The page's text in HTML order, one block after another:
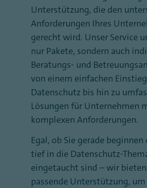
Unterstützung, die den
Anforderungen Ihres
gerecht wird. Unser Service
nur Pakete, sondern auch
Beratungs- und
von einem einfachen
Datenschutz bis hin zu
Lösungen für Unternehmen
komplexen Anforderungen.
Egal, ob Sie gerade
tief in die Datenschutz-
eingetaucht sind – wir
passende Unterstützung, um